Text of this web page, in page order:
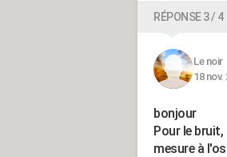
RÉPONSE 3 / 4
Le noir
18 nov.
bonjour
Pour le
mesure à